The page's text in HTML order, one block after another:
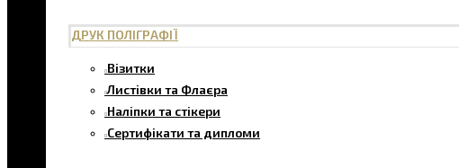
ДРУК ПОЛІГРАФІЇ
Візитки
Листівки та Флаєра
Наліпки та стікери
Сертифікати та дипломи